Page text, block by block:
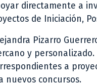
directamente a
de Iniciación,
Pizarro
y personalizado.
a
concursos.